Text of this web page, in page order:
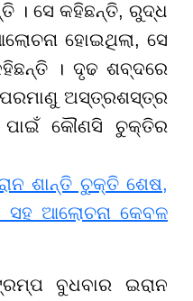
। ସେ କହିଛନ୍ତି, ରୁଦ୍ଧ
ହୋଇଥିଲା, ସେ
। ଦୃଢ ଶବ୍ଦରେ
ପରମାଣୁ ଅସ୍ତ୍ରଶସ୍ତ୍ର
ପାଇଁ କୌଣସି ଚୁକ୍ତିର
ଶାନ୍ତି ଚୁକ୍ତି ଶେଷ,
ସହ ଆଲୋଚନା କେବଳ
ବୁଧବାର ଇରାନ